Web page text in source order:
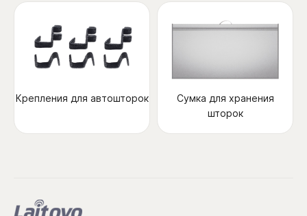
Крепления для автошторок
Сумка для хранения
шторок